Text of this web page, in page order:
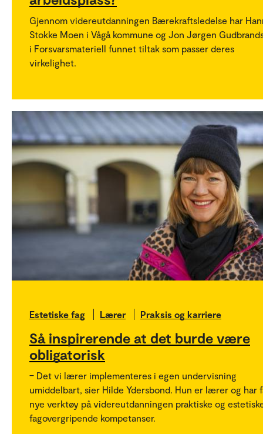
Gjennom videreutdanningen Bærekraftsledelse har
Stokke Moen i Vågå kommune og Jon Jørgen
i Forsvarsmateriell funnet tiltak som passer deres
virkelighet.
Estetiske fag Lærer Praksis og karriere
Så inspirerende at det burde være
obligatorisk
– Det vi lærer implementeres i egen undervisning
umiddelbart, sier Hilde Ydersbond. Hun er lærer og har
nye verktøy på videreutdanningen praktiske og
fagovergripende kompetanser.